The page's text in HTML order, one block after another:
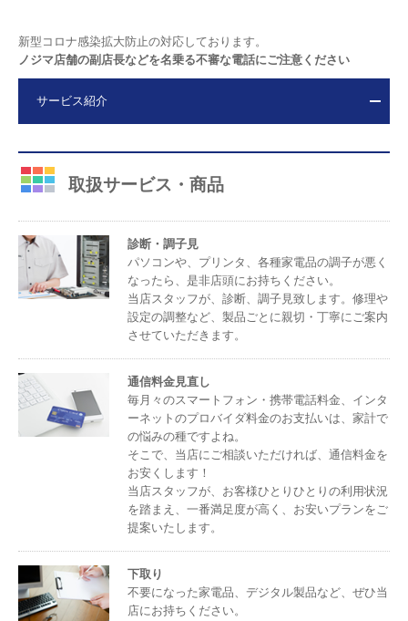
新型コロナ感染拡大防止の対応しております。
ノジマ店舗の副店長などを名乗る不審な電話にご注意ください
サービス紹介
取扱サービス・商品
診断・調子見
パソコンや、プリンタ、各種家電品の調子が悪く
なったら、是非店頭にお持ちください。
当店スタッフが、診断、調子見致します。修理や
設定の調整など、製品ごとに親切・丁寧にご案内
させていただきます。
通信料金見直し
毎月々のスマートフォン・携帯電話料金、インタ
ーネットのプロバイダ料金のお支払いは、家計で
の悩みの種ですよね。
そこで、当店にご相談いただければ、通信料金を
お安くします！
当店スタッフが、お客様ひとりひとりの利用状況
を踏まえ、一番満足度が高く、お安いプランをご
提案いたします。
下取り
不要になった家電品、デジタル製品など、ぜひ当
店にお持ちください。